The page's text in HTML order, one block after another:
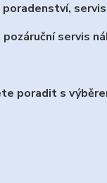
poradenství,
pozáruční servis
poradit s